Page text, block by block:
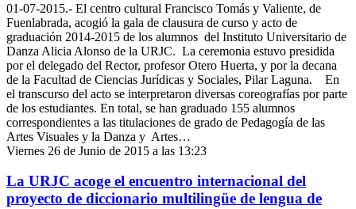
01-07-2015.- El centro cultural Francisco Tomás y Valiente, de
Fuenlabrada, acogió la gala de clausura de curso y acto de
graduación 2014-2015 de los alumnos del Instituto Universitario de
Danza Alicia Alonso de la URJC. La ceremonia estuvo presidida
por el delegado del Rector, profesor Otero Huerta, y por la decana
de la Facultad de Ciencias Jurídicas y Sociales, Pilar Laguna. En
el transcurso del acto se interpretaron diversas coreografías por parte
de los estudiantes. En total, se han graduado 155 alumnos
correspondientes a las titulaciones de grado de Pedagogía de las
Artes Visuales y la Danza y Artes…
Viernes 26 de Junio de 2015 a las 13:23
La URJC acoge el encuentro internacional del
proyecto de diccionario multilingüe de lengua de